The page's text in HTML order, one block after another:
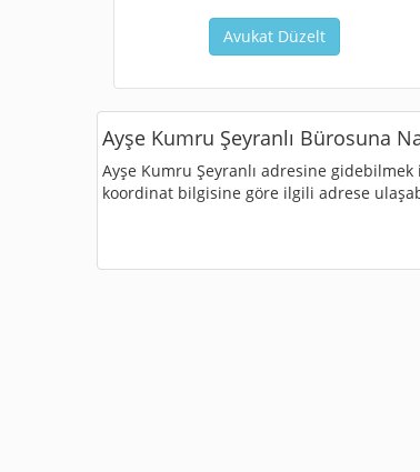
Avukat Düzelt
Ayşe Kumru Şeyranlı Bürosuna
Ayşe Kumru Şeyranlı adresine
koordinat bilgisine göre ilgili adrese